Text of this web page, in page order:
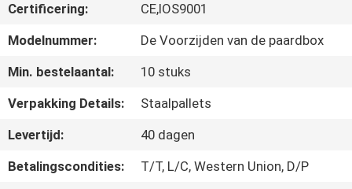
KWALITEITSCONTROLE
CONTACTEER
ONS
VERZOEK
Certificering:
CE,IOS9001
Modelnummer:
De Voorzijden van de paardbox
Min. bestelaantal:
10 stuks
Verpakking Details:
Staalpallets
Levertijd:
40 dagen
Betalingscondities:
T/T, L/C, Western Union, D/P